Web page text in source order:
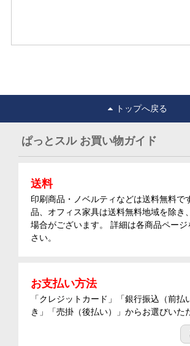
トップへ戻る
ぱっとスル お買い物ガイド
送料
印刷商品・ノベルティなどは送料無料で
品、オフィス家具は送料無料地域を除き
場合がございます。 詳細は各商品ペー
さい。
お支払い方法
「クレジットカード」「銀行振込（前払
き」「売掛（後払い）」からお選びいた